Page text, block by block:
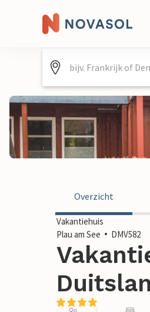
Overzicht
Vakantiehuis
Plau am See
DMV582